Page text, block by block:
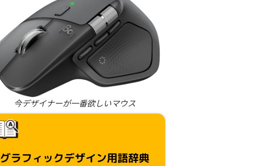
今デザイナーが一番欲しいマウス
グラフィックデザイン用語辞典